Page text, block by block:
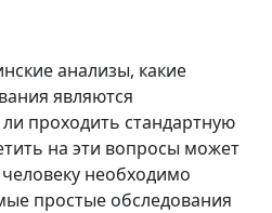
анализы, какие
являются
проходить стандартную
на эти вопросы может
необходимо
простые обследования